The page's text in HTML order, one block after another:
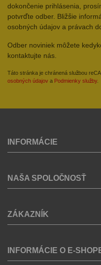
dokončenie prihlásenia,
potvrďte odber. Bližšie
osobných údajov a právach
Odber noviniek môžete
kontaktujte nás.
Táto stránka je chránená službou
osobných údajov a Podmienky služby.
INFORMÁCIE
NAŠA SPOLOČNOSŤ
ZÁKAZNÍK
INFORMÁCIE O E-